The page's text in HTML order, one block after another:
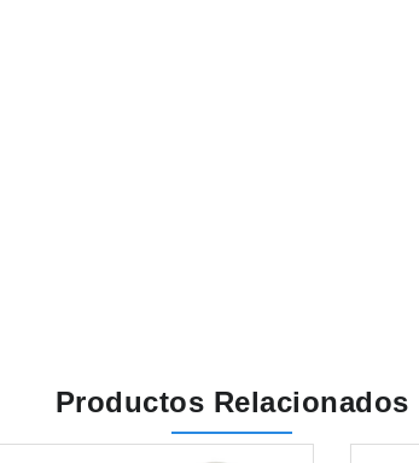
Productos Relacionados